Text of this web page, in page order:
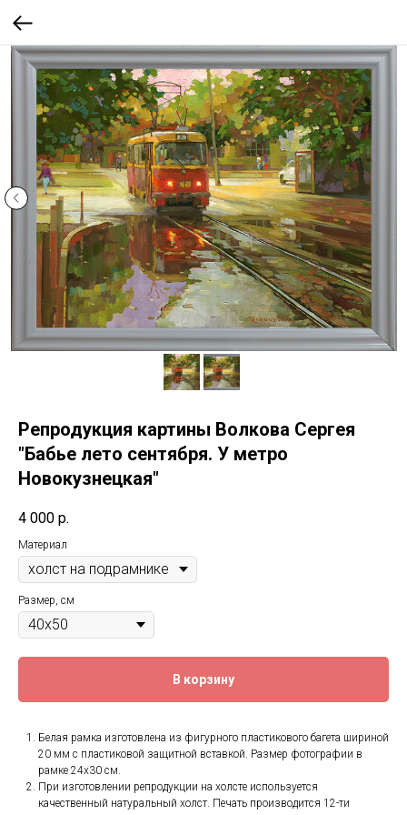
Репродукция картины Волкова Сергея
"Бабье лето сентября. У метро
Новокузнецкая"
4 000 р.
Материал
Размер, см
В корзину
Белая рамка изготовлена из фигурного пластикового багета шириной
20 мм с пластиковой защитной вставкой. Размер фотографии в
рамке 24x30 см.
При изготовлении репродукции на холсте используется
качественный натуральный холст. Печать производится 12-ти